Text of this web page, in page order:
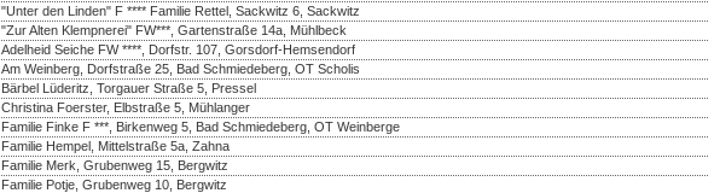
"Unter den Linden" F **** Familie Rettel, Sackwitz 6, Sackwitz
"Zur Alten Klempnerei" FW***, Gartenstraße 14a, Mühlbeck
Adelheid Seiche FW ****, Dorfstr. 107, Gorsdorf-Hemsendorf
Am Weinberg, Dorfstraße 25, Bad Schmiedeberg, OT Scholis
Bärbel Lüderitz, Torgauer Straße 5, Pressel
Christina Foerster, Elbstraße 5, Mühlanger
Familie Finke F ***, Birkenweg 5, Bad Schmiedeberg, OT Weinberge
Familie Hempel, Mittelstraße 5a, Zahna
Familie Merk, Grubenweg 15, Bergwitz
Familie Potje, Grubenweg 10, Bergwitz